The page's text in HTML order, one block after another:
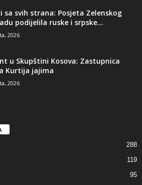
sa svih strana: Posjeta Zelenskog
podijelila ruske i srpske...
2026
u Skupštini Kosova: Zastupnica
Kurtija jajima
2026
288
119
95